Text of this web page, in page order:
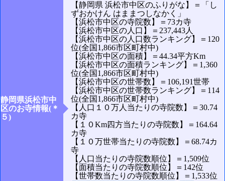
静岡県浜松市中
区のお寺情報(＊
５)
【静岡県 浜松市中区のふりがな】＝「し
ずおかけん はままつしなかく」
【浜松市中区の寺院数】＝73カ寺
【浜松市中区の人口】＝237,443人
【浜松市中区の人口数ランキング】＝120
位(全国1,866市区町村中)
【浜松市中区の面積】＝44.34平方Km
【浜松市中区の面積ランキング】＝1,360
位(全国1,866市区町村中)
【浜松市中区の世帯数】＝106,191世帯
【浜松市中区の世帯数ランキング】＝114
位(全国1,866市区町村中)
【人口１０万人当たりの寺院数】＝30.74
カ寺
【１０Km四方当たりの寺院数】＝164.64
カ寺
【１０万世帯当たりの寺院数】＝68.74カ
寺
【人口当たりの寺院数順位】＝1,509位
【面積当たりの寺院数順位】＝142位
【世帯数当たりの寺院数順位】＝1,533位